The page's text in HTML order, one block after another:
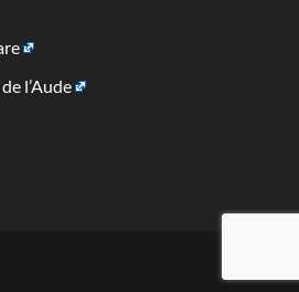
l’Aude